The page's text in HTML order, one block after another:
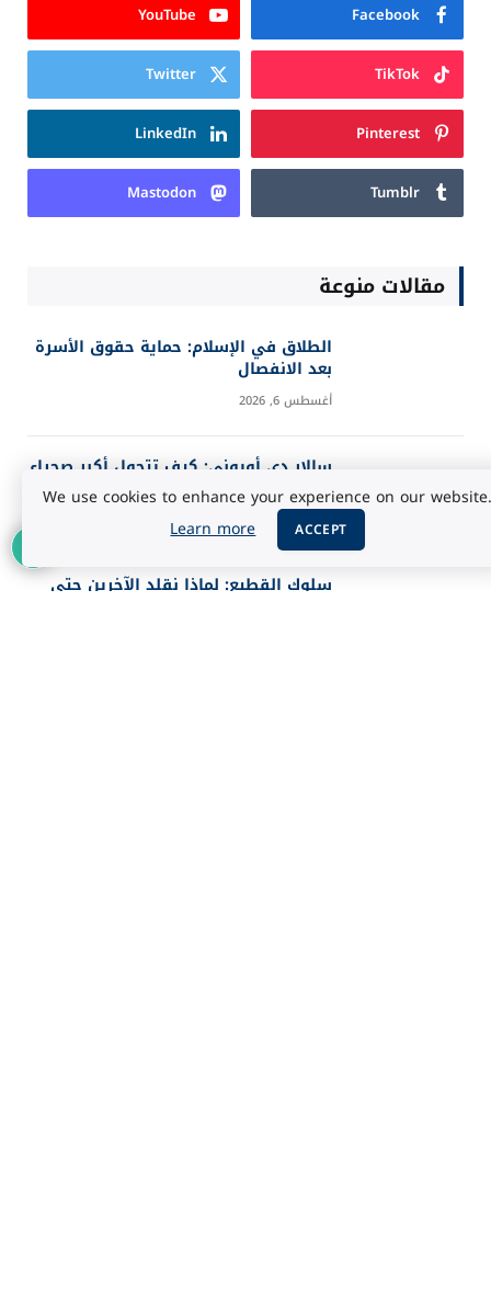
Facebook
YouTube
TikTok
Twitter
Pinterest
LinkedIn
Tumblr
Mastodon
مقالات منوعة
الطلاق في الإسلام: حماية حقوق الأسرة
بعد الانفصال
أغسطس 6, 2026
سالار دي أويوني: كيف تتحول أكبر صحراء
ملحية إلى مرآة للسماء؟
أغسطس 5, 2026
سلوك القطيع: لماذا نقلد الآخرين حتى
We use cookies to enhance your experience on our website.
Learn more
ACCEPT